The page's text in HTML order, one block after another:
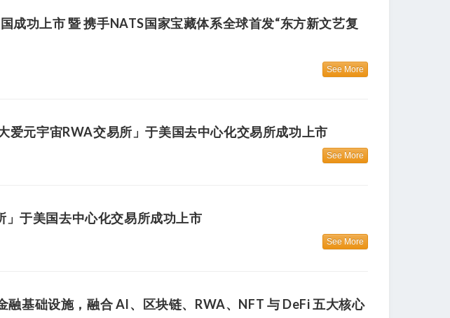
功上市 暨 携手NATS国家宝藏体系全球首发“东方新文艺复
See More
爱元宇宙RWA交易所」于美国去中心化交易所成功上市
See More
于美国去中心化交易所成功上市
See More
基础设施，融合 AI、区块链、RWA、NFT 与 DeFi 五大核心